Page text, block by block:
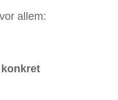
allem:
konkret